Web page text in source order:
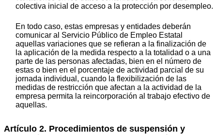
colectiva inicial de acceso a la protección por desempleo.
En todo caso, estas empresas y entidades deberán
comunicar al Servicio Público de Empleo Estatal
aquellas variaciones que se refieran a la finalización de
la aplicación de la medida respecto a la totalidad o a una
parte de las personas afectadas, bien en el número de
estas o bien en el porcentaje de actividad parcial de su
jornada individual, cuando la flexibilización de las
medidas de restricción que afectan a la actividad de la
empresa permita la reincorporación al trabajo efectivo de
aquellas.
Artículo 2. Procedimientos de suspensión y